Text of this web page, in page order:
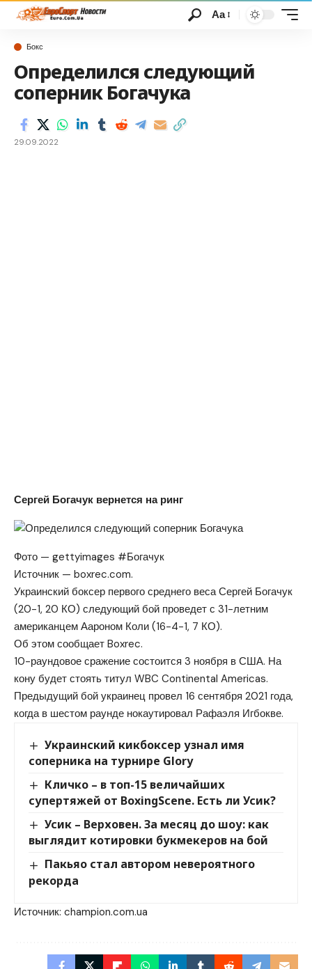
Аа
Бокс
Определился следующий
соперник Богачука
29.09.2022
Сергей Богачук вернется на ринг
Фото — gettyimages #Богачук
Источник — boxrec.com.
Украинский боксер первого среднего веса Сергей Богачук
(20-1, 20 КО) следующий бой проведет с 31-летним
американцем Аароном Коли (16-4-1, 7 КО).
Об этом сообщает Boxrec.
10-раундовое сражение состоится 3 ноября в США. На
кону будет стоять титул WBC Continental Americas.
Предыдущий бой украинец провел 16 сентября 2021 года,
когда в шестом раунде нокаутировал Рафаэля Игбокве.
Украинский кикбоксер узнал имя
соперника на турнире Glory
Кличко – в топ-15 величайших
супертяжей от BoxingScene. Есть ли Усик?
Усик – Верховен. За месяц до шоу: как
выглядит котировки букмекеров на бой
Пакьяо стал автором невероятного
рекорда
Источник: champion.com.ua